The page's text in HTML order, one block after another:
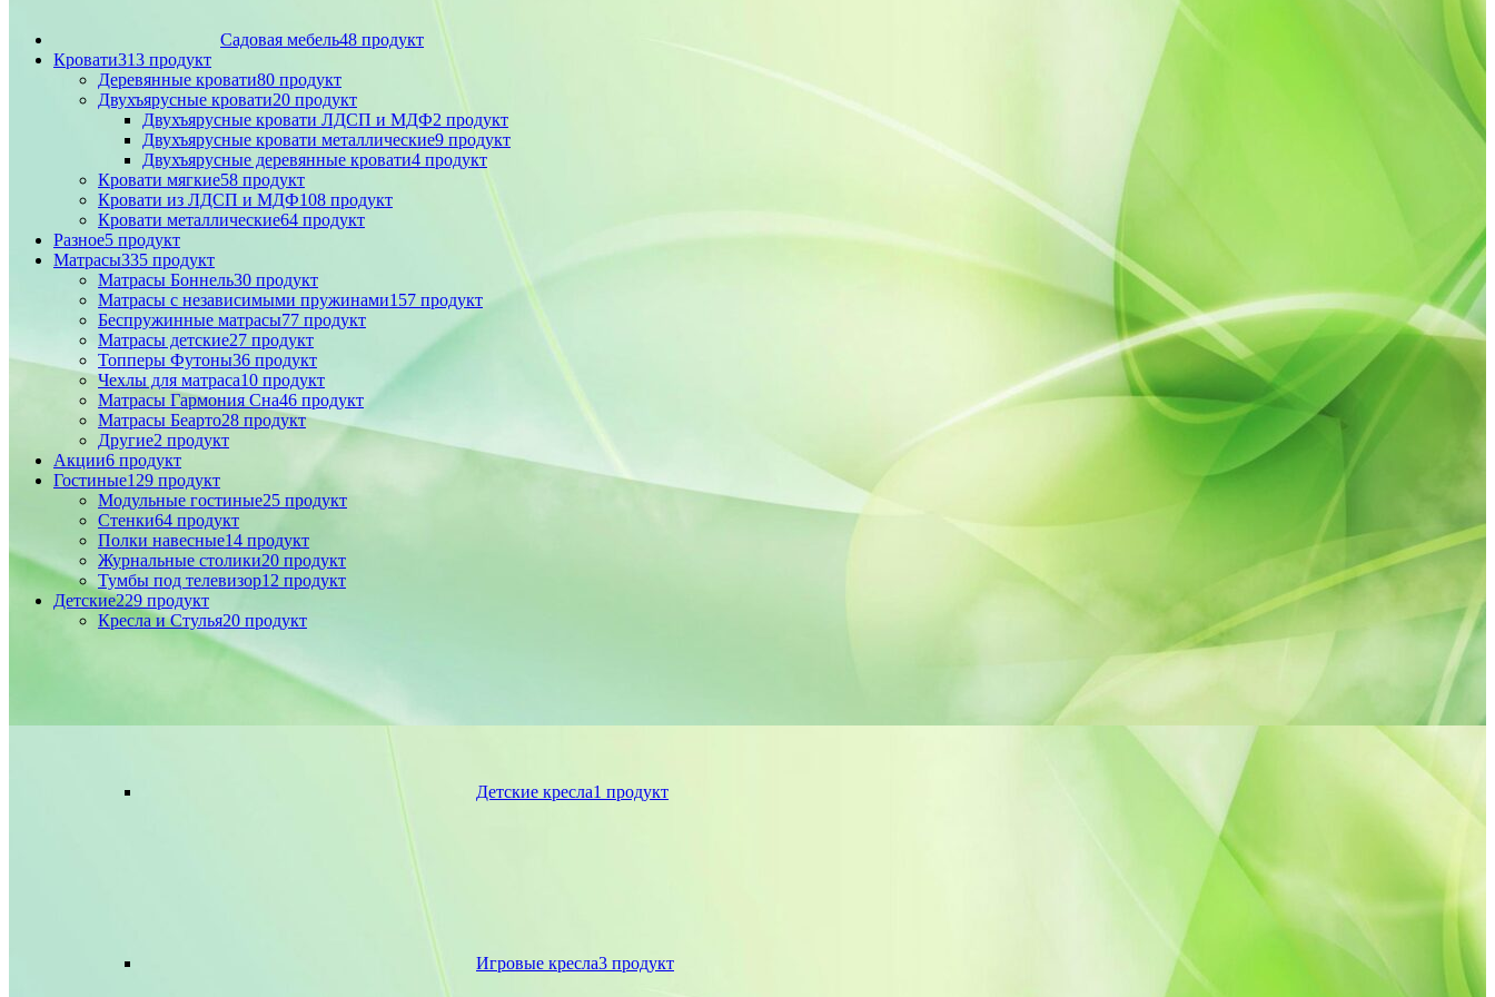
Садовая мебель48 продукт
Кровати313 продукт
Деревянные кровати80 продукт
Двухъярусные кровати20 продукт
Двухъярусные кровати ЛДСП и МДФ2 продукт
Двухъярусные кровати металлические9 продукт
Двухъярусные деревянные кровати4 продукт
Кровати мягкие58 продукт
Кровати из ЛДСП и МДФ108 продукт
Кровати металлические64 продукт
Разное5 продукт
Матрасы335 продукт
Матрасы Боннель30 продукт
Матрасы с независимыми пружинами157 продукт
Беспружинные матрасы77 продукт
Матрасы детские27 продукт
Топперы Футоны36 продукт
Чехлы для матраса10 продукт
Матрасы Гармония Сна46 продукт
Матрасы Беарто28 продукт
Другие2 продукт
Акции6 продукт
Гостиные129 продукт
Модульные гостиные25 продукт
Стенки64 продукт
Полки навесные14 продукт
Журнальные столики20 продукт
Тумбы под телевизор12 продукт
Детские229 продукт
Кресла и Стулья20 продукт
Детские кресла1 продукт
Игровые кресла3 продукт